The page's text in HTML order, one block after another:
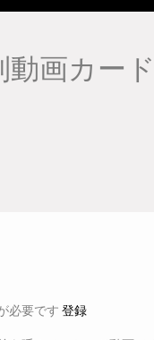
画カー
必要です 登録